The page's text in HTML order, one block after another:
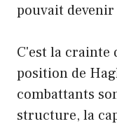
pouvait
C'est la crainte
position de
combattants
structure, la